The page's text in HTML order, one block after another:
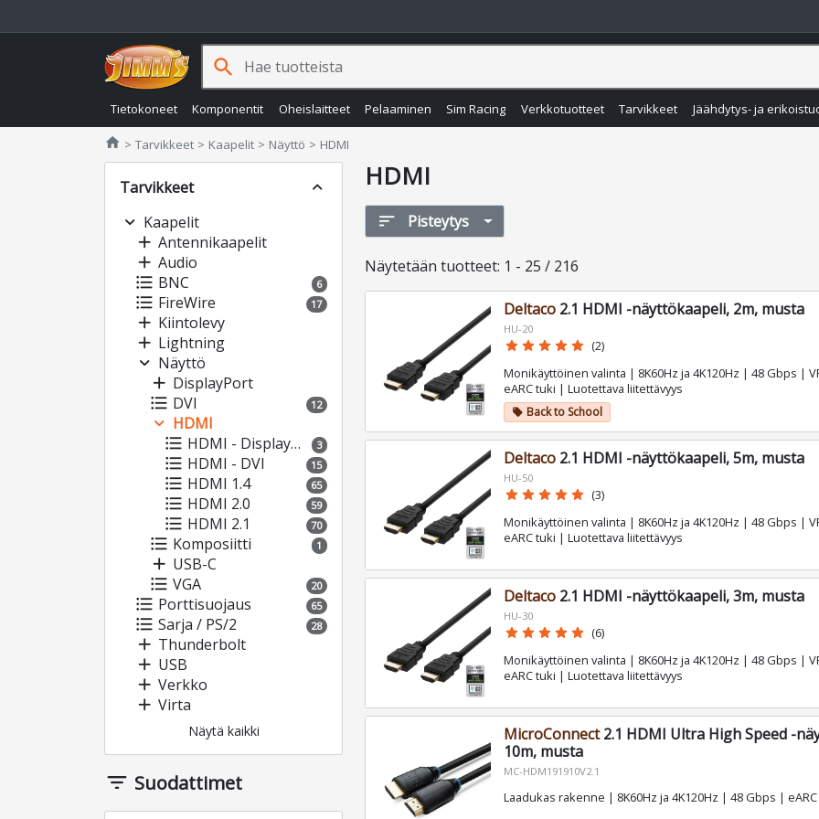
Tietokoneet Komponentit Oheislaitteet Pelaaminen Sim Racing Verkkotuotteet Tarvikkeet Jäähdytys- ja
search
home Jimms.fi
Tarvikkeet Kaapelit Näyttö HDMI
Tarvikkeet
expand_less
expand_more Kaapelit
add Antennikaapelit
add Audio
format_list_bulleted BNC 6
format_list_bulleted FireWire 17
add Kiintolevy
add Lightning
expand_more Näyttö
add DisplayPort
format_list_bulleted DVI 12
expand_more HDMI
format_list_bulleted HDMI - Displayport 3
format_list_bulleted HDMI - DVI 15
format_list_bulleted HDMI 1.4 65
format_list_bulleted HDMI 2.0 59
format_list_bulleted HDMI 2.1 70
format_list_bulleted Komposiitti 1
add USB-C
format_list_bulleted VGA 20
format_list_bulleted Porttisuojaus 65
format_list_bulleted Sarja / PS/2 28
add Thunderbolt
add USB
add Verkko
add Virta
Näytä kaikki
filter_list Suodattimet
HDMI
sort Pisteytys
Näytetään tuotteet: 1 - 25 / 216
Deltaco2.1 HDMI -näyttökaapeli, 2m, musta
HU-20
star star star star star (2)
Monikäyttöinen valinta | 8K60Hz ja 4K120Hz | 48 Gbps |
eARC tuki | Luotettava liitettävyys
local_offer Back to School
Deltaco2.1 HDMI -näyttökaapeli, 5m, musta
HU-50
star star star star star (3)
Monikäyttöinen valinta | 8K60Hz ja 4K120Hz | 48 Gbps |
eARC tuki | Luotettava liitettävyys
Deltaco2.1 HDMI -näyttökaapeli, 3m, musta
HU-30
star star star star star (6)
Monikäyttöinen valinta | 8K60Hz ja 4K120Hz | 48 Gbps |
eARC tuki | Luotettava liitettävyys
MicroConnect2.1 HDMI Ultra High Speed -
10m, musta
MC-HDM191910V2.1
Laadukas rakenne | 8K60Hz ja 4K120Hz | 48 Gbps |